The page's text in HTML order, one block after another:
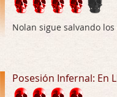
Para entretenerte un domingo por la tarde …
gore de Almas Oscuras
Nolan sigue salvando los
Posesión Infernal: En